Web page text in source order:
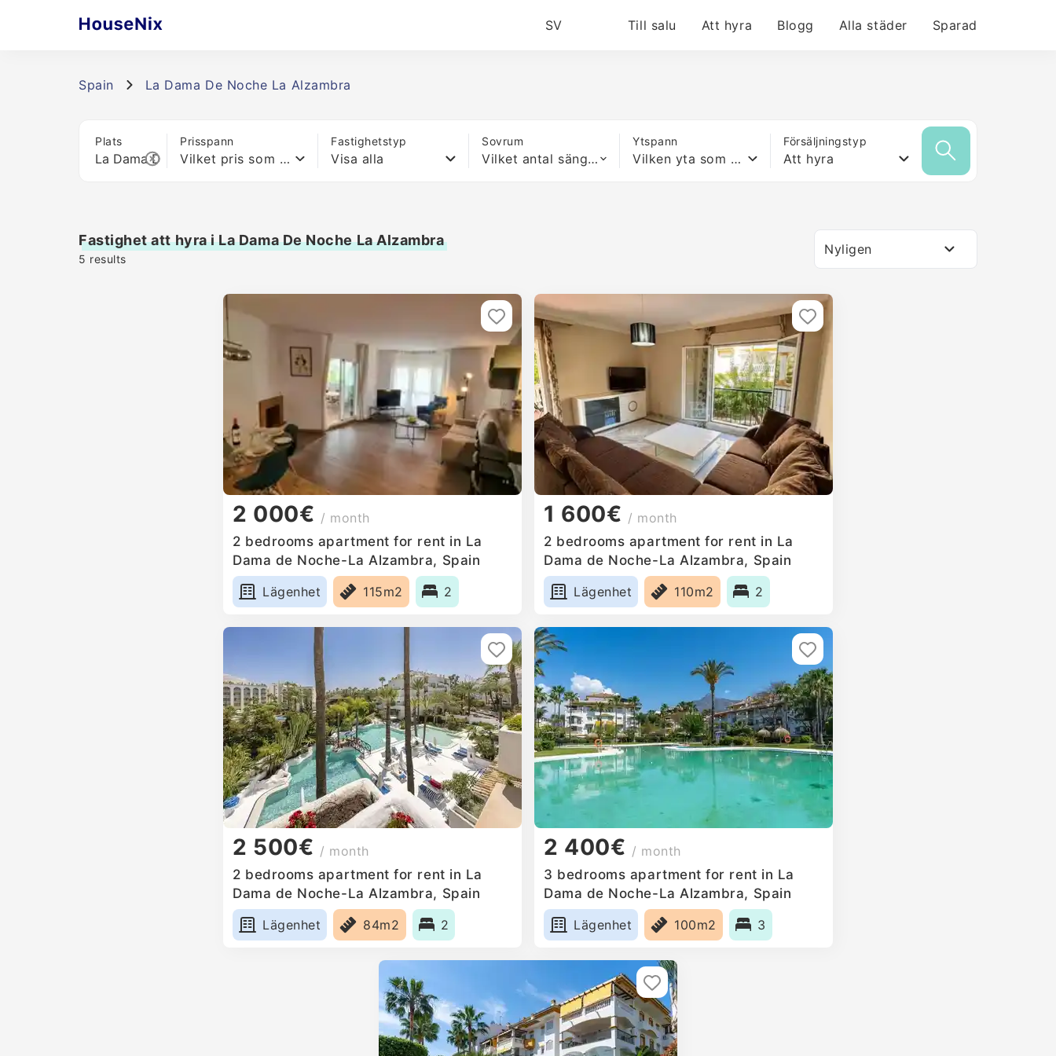
SV Till salu Att hyra Blogg Alla städer Sparad
Spain La Dama De Noche La Alzambra
Plats Prisspann
Vilket pris som helst
Fastighetstyp
Visa alla
Sovrum
Vilket antal sängar som helst
Ytspann
Vilken yta som helst
Försäljningstyp
Att hyra
Fastighet att hyra i La Dama De Noche La Alzambra
5 results
Nyligen
2 000€ / month
2 bedrooms apartment for rent in La
Dama de Noche-La Alzambra, Spain
Lägenhet
115m2 2
1 600€ / month
2 bedrooms apartment for rent in La
Dama de Noche-La Alzambra, Spain
Lägenhet
110m2 2
2 500€ / month
2 bedrooms apartment for rent in La
Dama de Noche-La Alzambra, Spain
Lägenhet
84m2 2
2 400€ / month
3 bedrooms apartment for rent in La
Dama de Noche-La Alzambra, Spain
Lägenhet
100m2 3